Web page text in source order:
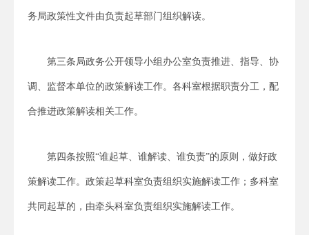
务局政策性文件由负责起草部门组织解读。
第三条局政务公开领导小组办公室负责推进、指导、协
调、监督本单位的政策解读工作。各科室根据职责分工，配
合推进政策解读相关工作。
第四条按照“谁起草、谁解读、谁负责”的原则，做好政
策解读工作。政策起草科室负责组织实施解读工作；多科室
共同起草的，由牵头科室负责组织实施解读工作。